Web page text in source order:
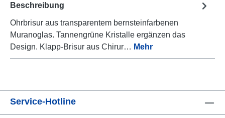
Beschreibung
Ohrbrisur aus transparentem bernsteinfarbenen
Muranoglas. Tannengrüne Kristalle ergänzen das
Design. Klapp-Brisur aus Chirur… Mehr
Service-Hotline